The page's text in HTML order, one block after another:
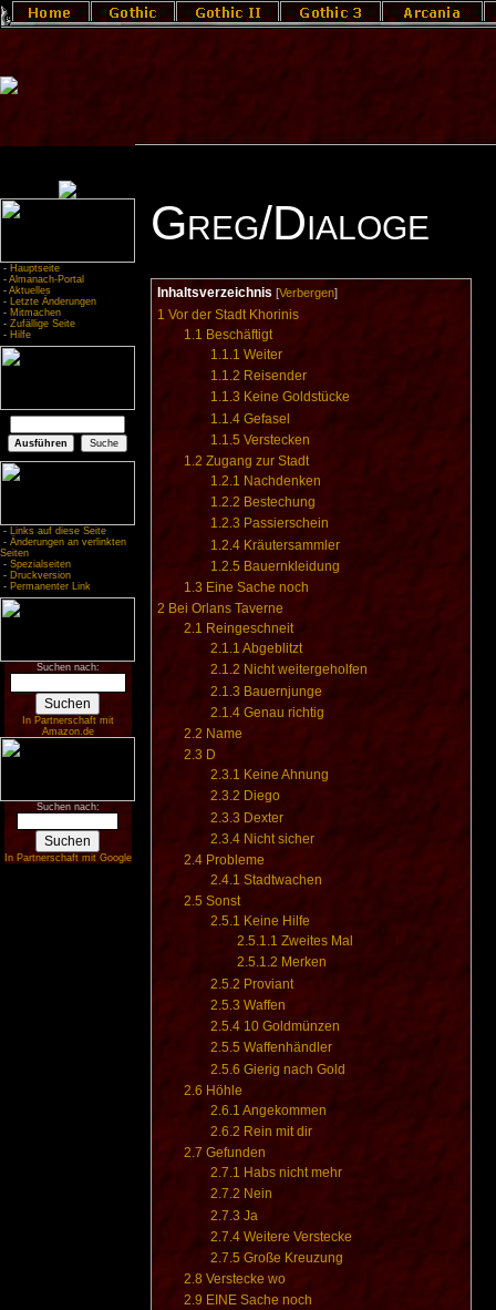
- Hauptseite
- Almanach-Portal
- Aktuelles
- Letzte Änderungen
- Mitmachen
- Zufällige Seite
- Hilfe
- Links auf diese Seite
- Änderungen an verlinkten
Seiten
- Spezialseiten
- Druckversion
- Permanenter Link
Suchen nach:
In Partnerschaft mit
Amazon.de
Suchen nach:
In Partnerschaft mit Google
Greg/Dialoge
Inhaltsverzeichnis [Verbergen]
1 Vor der Stadt Khorinis
1.1 Beschäftigt
1.1.1 Weiter
1.1.2 Reisender
1.1.3 Keine Goldstücke
1.1.4 Gefasel
1.1.5 Verstecken
1.2 Zugang zur Stadt
1.2.1 Nachdenken
1.2.2 Bestechung
1.2.3 Passierschein
1.2.4 Kräutersammler
1.2.5 Bauernkleidung
1.3 Eine Sache noch
2 Bei Orlans Taverne
2.1 Reingeschneit
2.1.1 Abgeblitzt
2.1.2 Nicht weitergeholfen
2.1.3 Bauernjunge
2.1.4 Genau richtig
2.2 Name
2.3 D
2.3.1 Keine Ahnung
2.3.2 Diego
2.3.3 Dexter
2.3.4 Nicht sicher
2.4 Probleme
2.4.1 Stadtwachen
2.5 Sonst
2.5.1 Keine Hilfe
2.5.1.1 Zweites Mal
2.5.1.2 Merken
2.5.2 Proviant
2.5.3 Waffen
2.5.4 10 Goldmünzen
2.5.5 Waffenhändler
2.5.6 Gierig nach Gold
2.6 Höhle
2.6.1 Angekommen
2.6.2 Rein mit dir
2.7 Gefunden
2.7.1 Habs nicht mehr
2.7.2 Nein
2.7.3 Ja
2.7.4 Weitere Verstecke
2.7.5 Große Kreuzung
2.8 Verstecke wo
2.9 EINE Sache noch